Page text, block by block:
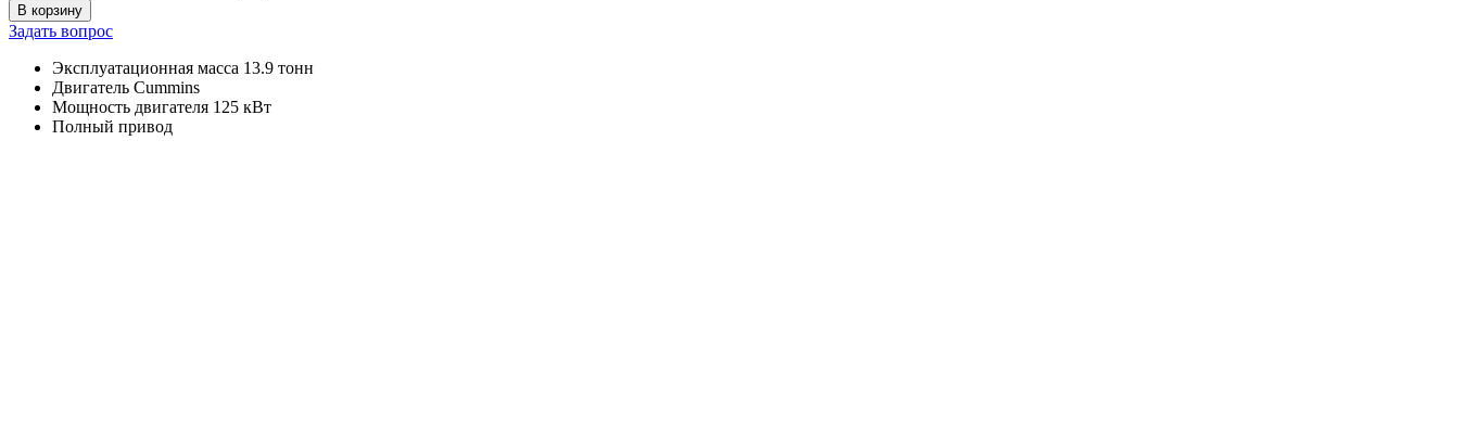
В корзину
Задать вопрос
Эксплуатационная масса 13.9 тонн
Двигатель Cummins
Мощность двигателя 125 кВт
Полный привод